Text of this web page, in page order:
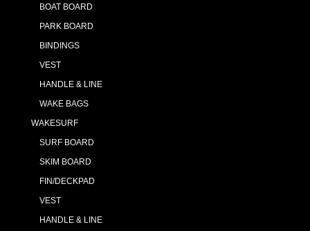
BOAT BOARD
PARK BOARD
BINDINGS
VEST
HANDLE & LINE
WAKE BAGS
WAKESURF
SURF BOARD
SKIM BOARD
FIN/DECKPAD
VEST
HANDLE & LINE